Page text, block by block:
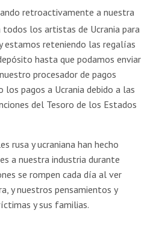
retroactivamente a nuestra
los artistas de Ucrania para
reteniendo las regalías
hasta que podamos enviar
procesador de pagos
los pagos a Ucrania debido a las
del Tesoro de los Estados
rusa y ucraniana han hecho
a nuestra industria durante
se rompen cada día al ver
y nuestros pensamientos y
y sus familias.